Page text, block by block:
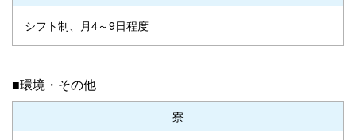
シフト制、月4～9日程度
■環境・その他
寮